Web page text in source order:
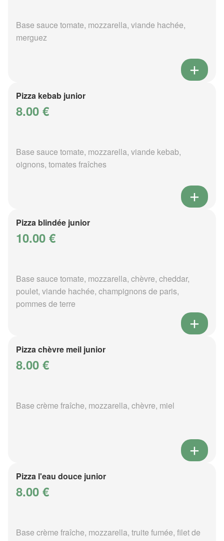
Base sauce tomate, mozzarella, viande hachée,
merguez
Pizza kebab junior
8.00 €
Base sauce tomate, mozzarella, viande kebab,
oignons, tomates fraîches
Pizza blindée junior
10.00 €
Base sauce tomate, mozzarella, chèvre, cheddar,
poulet, viande hachée, champignons de paris,
pommes de terre
Pizza chèvre meil junior
8.00 €
Base crème fraîche, mozzarella, chèvre, miel
Pizza l'eau douce junior
8.00 €
Base crème fraîche, mozzarella, truite fumée, filet de